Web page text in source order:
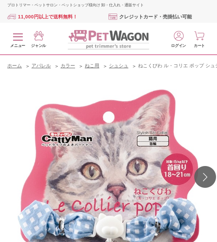
プロトリマー・ペットサロン・ペットショップ様向け 卸・仕入れ・通販サイト
11,000円以上で送料無料！ クレジットカード・売掛払い可能
メニュー ジャンル ログイン カート
ホーム アパレル カラー ねこ用 シュシュ ねこくびわ ル・コリエ ポップ シュ